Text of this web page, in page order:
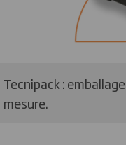
Tecnipack :
mesure.